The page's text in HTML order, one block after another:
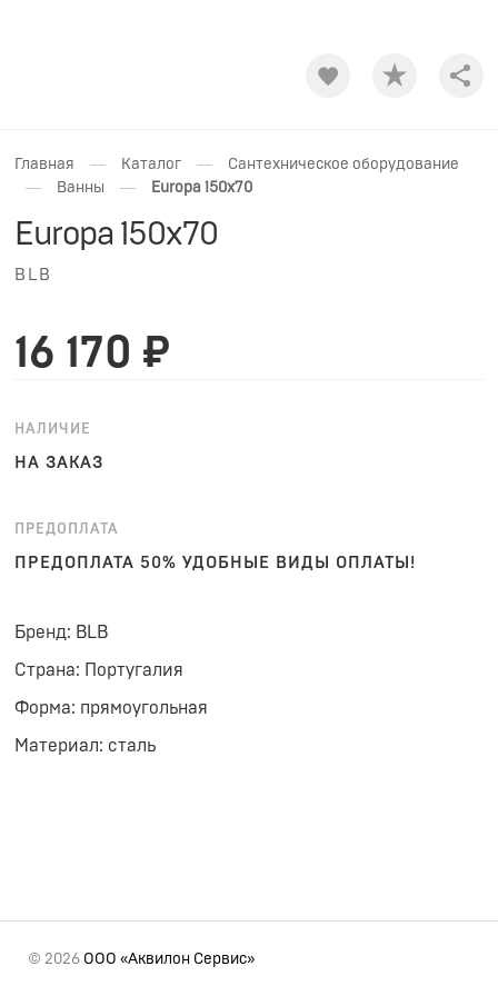
Главная — Каталог — Сантехническое оборудование
— Ванны — Europa 150x70
Europa 150x70
BLB
16 170 ₽
НАЛИЧИЕ
НА ЗАКАЗ
ПРЕДОПЛАТА
ПРЕДОПЛАТА 50% УДОБНЫЕ ВИДЫ ОПЛАТЫ!
Бренд: BLB
Страна: Португалия
Форма: прямоугольная
Материал: сталь
© 2026 ООО «Аквилон Сервис»